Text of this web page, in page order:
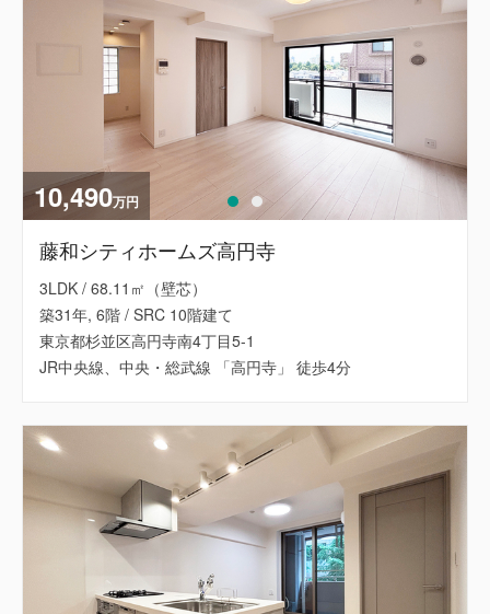
10,490万円
藤和シティホームズ高円寺
3LDK / 68.11㎡（壁芯）
築31年, 6階 / SRC 10階建て
東京都杉並区高円寺南4丁目5-1
JR中央線、中央・総武線 「高円寺」 徒歩4分